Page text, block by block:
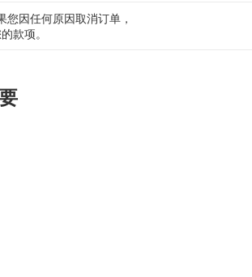
您因任何原因取消订单，
款项。